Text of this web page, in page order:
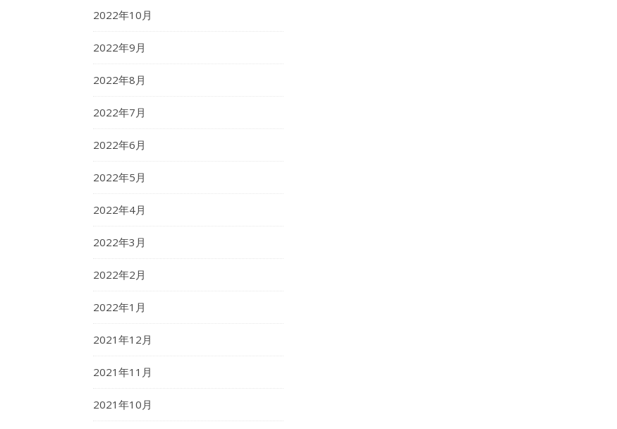
2022年10月
2022年9月
2022年8月
2022年7月
2022年6月
2022年5月
2022年4月
2022年3月
2022年2月
2022年1月
2021年12月
2021年11月
2021年10月